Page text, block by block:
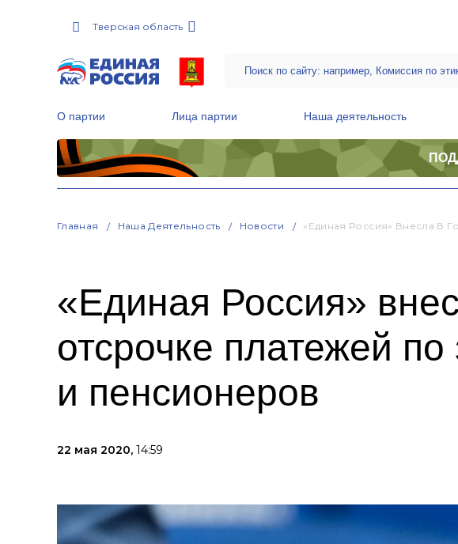
Тверская область
О партии Лица партии Наша деятельность
Главная Наша Деятельность Новости «Единая Россия» Внесла В
«Единая Россия»
отсрочке платежей
и пенсионеров
22 мая 2020, 14:59